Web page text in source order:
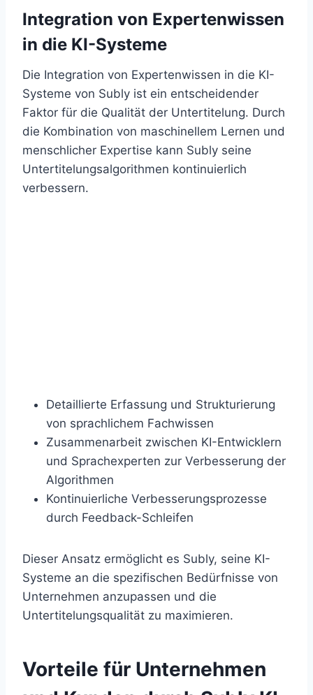
Integration von Expertenwissen
in die KI-Systeme
Die Integration von Expertenwissen in die KI-
Systeme von Subly ist ein entscheidender
Faktor für die Qualität der Untertitelung. Durch
die Kombination von maschinellem Lernen und
menschlicher Expertise kann Subly seine
Untertitelungsalgorithmen kontinuierlich
verbessern.
Detaillierte Erfassung und Strukturierung
von sprachlichem Fachwissen
Zusammenarbeit zwischen KI-Entwicklern
und Sprachexperten zur Verbesserung der
Algorithmen
Kontinuierliche Verbesserungsprozesse
durch Feedback-Schleifen
Dieser Ansatz ermöglicht es Subly, seine KI-
Systeme an die spezifischen Bedürfnisse von
Unternehmen anzupassen und die
Untertitelungsqualität zu maximieren.
Vorteile für Unternehmen